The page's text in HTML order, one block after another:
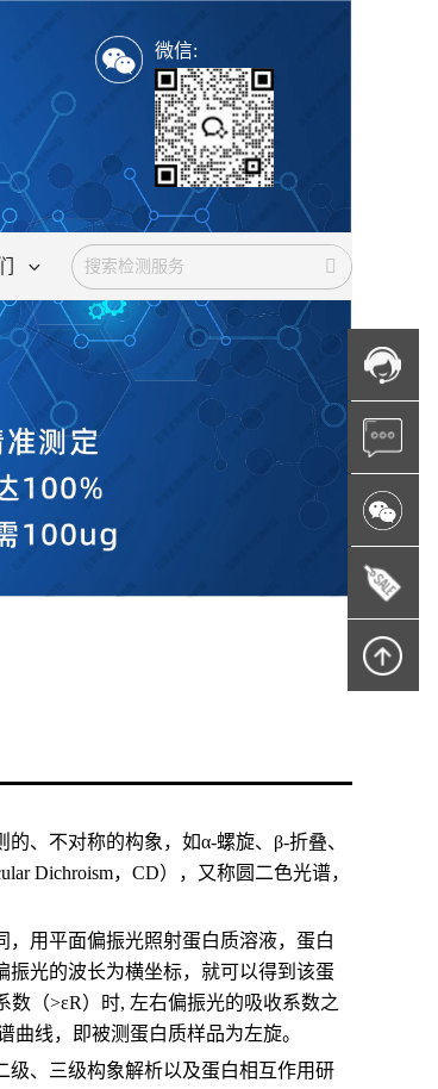
微信:
、不对称的构象，如α-螺旋、β-折叠、
Dichroism，CD），又称圆二色光谱，
用平面偏振光照射蛋白质溶液，蛋白
振光的波长为横坐标，就可以得到该蛋
（>εR）时, 左右偏振光的吸收系数之
线，即被测蛋白质样品为左旋。
、三级构象解析以及蛋白相互作用研